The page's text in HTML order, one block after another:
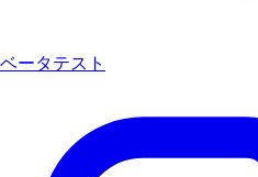
ベータテスト